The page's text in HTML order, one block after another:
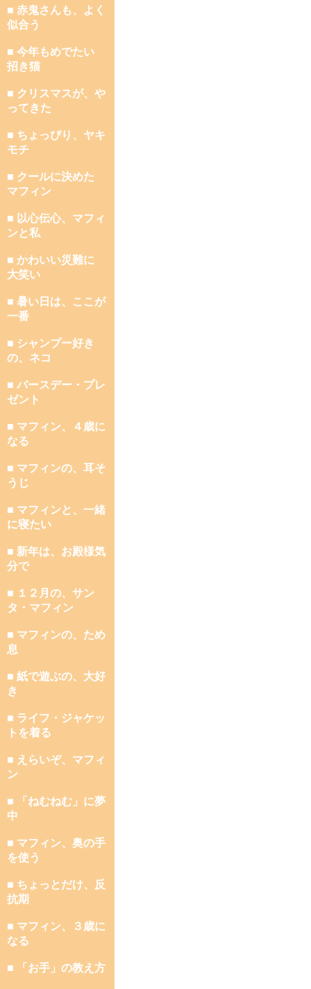
■ 赤鬼さんも、よく
似合う
■ 今年もめでたい
招き猫
■ クリスマスが、や
ってきた
■ ちょっぴり、ヤキ
モチ
■ クールに決めた
マフィン
■ 以心伝心、マフィ
ンと私
■ かわいい災難に
大笑い
■ 暑い日は、ここが
一番
■ シャンプー好き
の、ネコ
■ バースデー・プレ
ゼント
■ マフィン、４歳に
なる
■ マフィンの、耳そ
うじ
■ マフィンと、一緒
に寝たい
■ 新年は、お殿様気
分で
■ １２月の、サン
タ・マフィン
■ マフィンの、ため
息
■ 紙で遊ぶの、大好
き
■ ライフ・ジャケッ
トを着る
■ えらいぞ、マフィ
ン
■ 「ねむねむ」に夢
中
■ マフィン、奥の手
を使う
■ ちょっとだけ、反
抗期
■ マフィン、３歳に
なる
■ 「お手」の教え方